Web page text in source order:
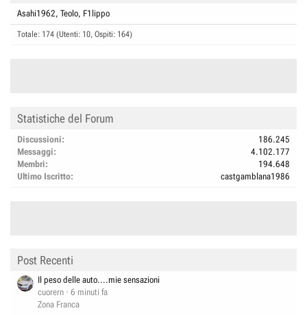
Asahi1962 Teolo F1lippo
Totale: 174 (Utenti: 10, Ospiti: 164)
Statistiche del Forum
Discussioni
186.245
Messaggi
4.102.177
Membri
194.648
Ultimo Iscritto
castgamblana1986
Post Recenti
Il peso delle auto....mie sensazioni
cuorern
6 minuti fa
Zona Franca